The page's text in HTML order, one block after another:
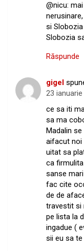
@nicu:
si
Slobozia
Răspunde
gigel
23 ianuarie
ce sa iti
sa ma
Madalin
aifacut noi
uitat sa
ca
sanse
fac cite
de de
travestit si
pe lista la
ingadue (
sii eu sa